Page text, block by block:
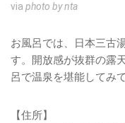
via photo by nta
お風呂では、日本三古
す。開放感が抜群の露
呂で温泉を堪能してみ
【住所】